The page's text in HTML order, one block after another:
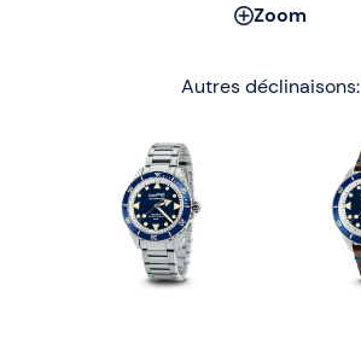
Zoom
Autres déclinaisons: